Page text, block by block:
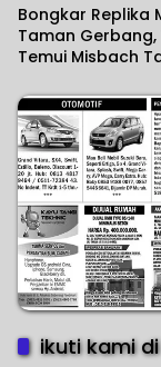
Bongkar Replika
Taman Gerbang,
Temui Misbach
Maaf
ikuti kami